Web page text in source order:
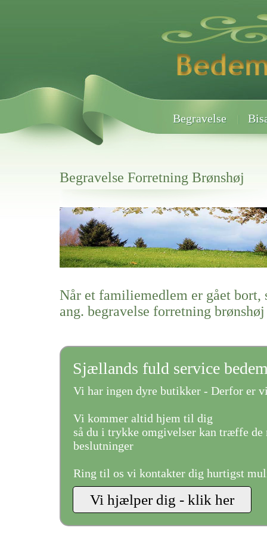
Begravelse
Begravelse Forretning Brønshøj
Her hos os får du altid en god afslutning når det gælder
Begravelse Forretning Brønshøj
vi hjælper i alle faser af begravelsel
Når et familiemedlem er gået bort,
ang. begravelse forretning brønshøj
Sjællands fuld service
Vi har ingen dyre butikker - Derfor er
Vi kommer altid hjem til dig
så du i trykke omgivelser kan træffe de
beslutninger
Ring til os vi kontakter dig hurtigst